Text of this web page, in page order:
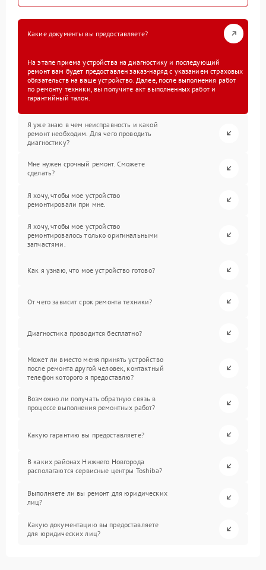
Какие документы вы предоставляете?
На этапе приема устройства на диагностику и последующий
ремонт вам будет предоставлен заказ-наряд с указанием страховых
обязательств на ваше устройство. Далее, после выполнения работ
по ремонту техники, вы получите акт выполненных работ и
гарантийный талон.
Я уже знаю в чем неисправность и какой
ремонт необходим. Для чего проводить
диагностику?
Мне нужен срочный ремонт. Сможете
сделать?
Я хочу, чтобы мое устройство
ремонтировали при мне.
Я хочу, чтобы мое устройство
ремонтировалось только оригинальными
запчастями.
Как я узнаю, что мое устройство готово?
От чего зависит срок ремонта техники?
Диагностика проводится бесплатно?
Может ли вместо меня принять устройство
после ремонта другой человек, контактный
телефон которого я предоставлю?
Возможно ли получать обратную связь в
процессе выполнения ремонтных работ?
Какую гарантию вы предоставляете?
В каких районах Нижнего Новгорода
располагаются сервисные центры Toshiba?
Выполняете ли вы ремонт для юридических
лиц?
Какую документацию вы предоставляете
для юридических лиц?